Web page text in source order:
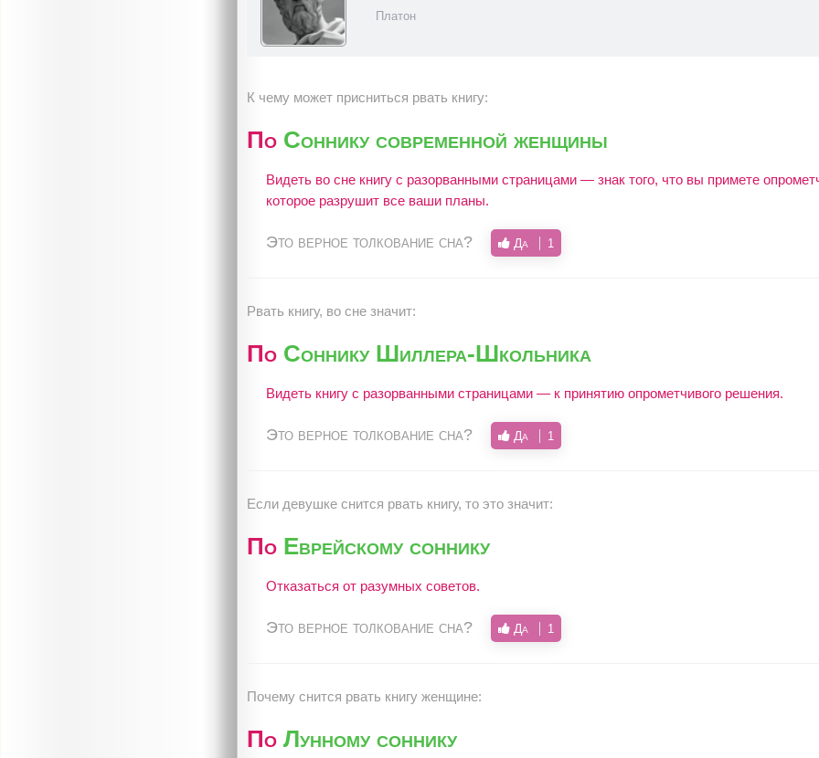
Платон
К чему может присниться рвать книгу:
По Соннику современной женщины
Видеть во сне книгу с разорванными страницами — знак того, что вы примете
которое разрушит все ваши планы.
Это верное толкование сна? Да 1
Рвать книгу, во сне значит:
По Соннику Шиллера-Школьника
Видеть книгу с разорванными страницами — к принятию опрометчивого решения.
Это верное толкование сна? Да 1
Если девушке снится рвать книгу, то это значит:
По Еврейскому соннику
Отказаться от разумных советов.
Это верное толкование сна? Да 1
Почему снится рвать книгу женщине:
По Лунному соннику